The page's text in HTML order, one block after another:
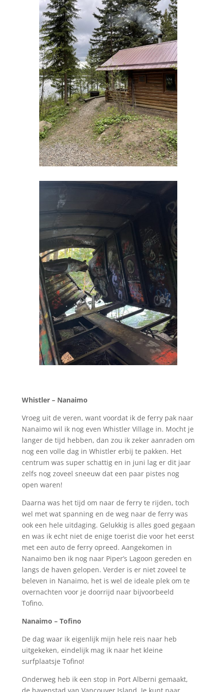
Whistler – Nanaimo
Vroeg uit de veren, want voordat ik de ferry pak naar
Nanaimo wil ik nog even Whistler Village in. Mocht je
langer de tijd hebben, dan zou ik zeker aanraden om
nog een volle dag in Whistler erbij te pakken. Het
centrum was super schattig en in juni lag er dit jaar
zelfs nog zoveel sneeuw dat een paar pistes nog
open waren!
Daarna was het tijd om naar de ferry te rijden, toch
wel met wat spanning en de weg naar de ferry was
ook een hele uitdaging. Gelukkig is alles goed gegaan
en was ik echt niet de enige toerist die voor het eerst
met een auto de ferry opreed. Aangekomen in
Nanaimo ben ik nog naar Piper’s Lagoon gereden en
langs de haven gelopen. Verder is er niet zoveel te
beleven in Nanaimo, het is wel de ideale plek om te
overnachten voor je doorrijd naar bijvoorbeeld
Tofino.
Nanaimo – Tofino
De dag waar ik eigenlijk mijn hele reis naar heb
uitgekeken, eindelijk mag ik naar het kleine
surfplaatsje Tofino!
Onderweg heb ik een stop in Port Alberni gemaakt,